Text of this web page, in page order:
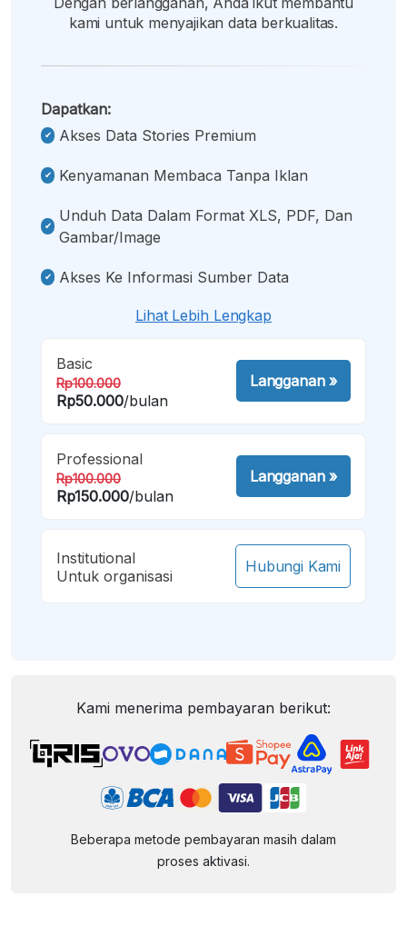
kami untuk menyajikan data berkualitas.
Dapatkan:
Akses Data Stories Premium
Kenyamanan Membaca Tanpa Iklan
Unduh Data Dalam Format XLS, PDF, Dan
Gambar/image
Akses Ke Informasi Sumber Data
Lihat Lebih Lengkap
Basic
Rp100.000
Rp50.000/bulan
Langganan»
Professional
Rp100.000
Rp150.000/bulan
Langganan»
Institutional
Untuk organisasi
Hubungi Kami
Kami menerima pembayaran berikut:
Beberapa metode pembayaran masih dalam
proses aktivasi.